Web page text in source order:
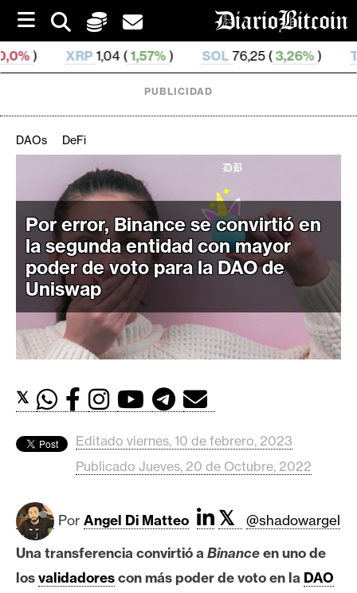
i
p
t
o
1,04 ( 1,57%) SOL76,25 ( 3,26%) TRX0,328
C
r
p
t
o
M
e
r
c
d
s
i
c
o
PUBLICIDAD
DAOs DeFi
Por error, Binance se convirtió en
la segunda entidad con mayor
poder de voto para la DAO de
Uniswap
𝕏
Editado viernes, 10 de febrero, 2023
Publicado Jueves, 20 de Octubre, 2022
Por Angel Di Matteo 𝕏
@shadowargel
Una transferencia convirtió a Binanceen uno de
losvalidadorescon más poder de voto en la DAO